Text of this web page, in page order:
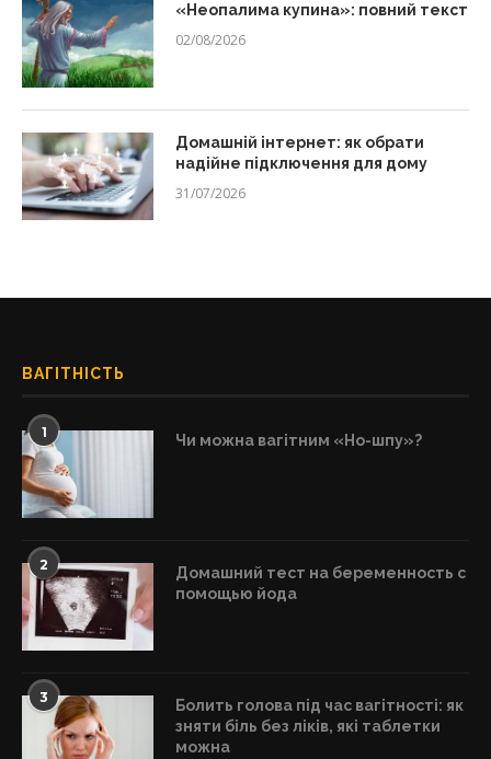
«Неопалима купина»: повний текст
02/08/2026
Домашній інтернет: як обрати
надійне підключення для дому
31/07/2026
ВАГІТНІСТЬ
1 Чи можна вагітним «Но-шпу»?
2
Домашний тест на беременность с
помощью йода
3
Болить голова під час вагітності: як
зняти біль без ліків, які таблетки
можна